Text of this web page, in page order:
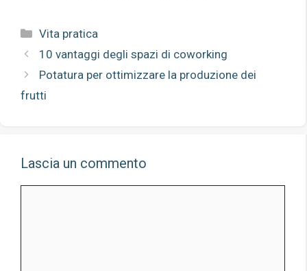
Categorie
Vita pratica
10 vantaggi degli spazi di coworking
Potatura per ottimizzare la produzione dei
frutti
Lascia un commento